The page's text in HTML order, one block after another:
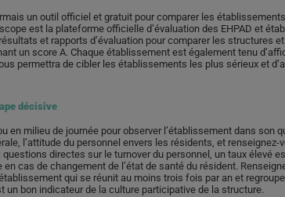
un outil officiel et gratuit pour comparer les
est la plateforme officielle d’évaluation des EHPAD et
et rapports d’évaluation pour comparer les structures
un score A. Chaque établissement est également tenu
permettra de cibler les établissements les plus sérieux et
décisive
en milieu de journée pour observer l’établissement dans son
l’attitude du personnel envers les résidents, et
directes sur le turnover du personnel, un taux élevé
cas de changement de l’état de santé du résident.
qui se réunit au moins trois fois par an et
un bon indicateur de la culture participative de la structure.